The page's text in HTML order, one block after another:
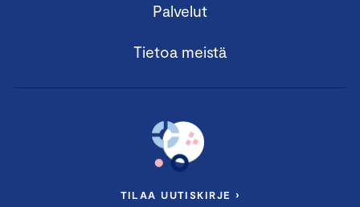
Palvelut
Tietoa meistä
TILAA UUTISKIRJE ›